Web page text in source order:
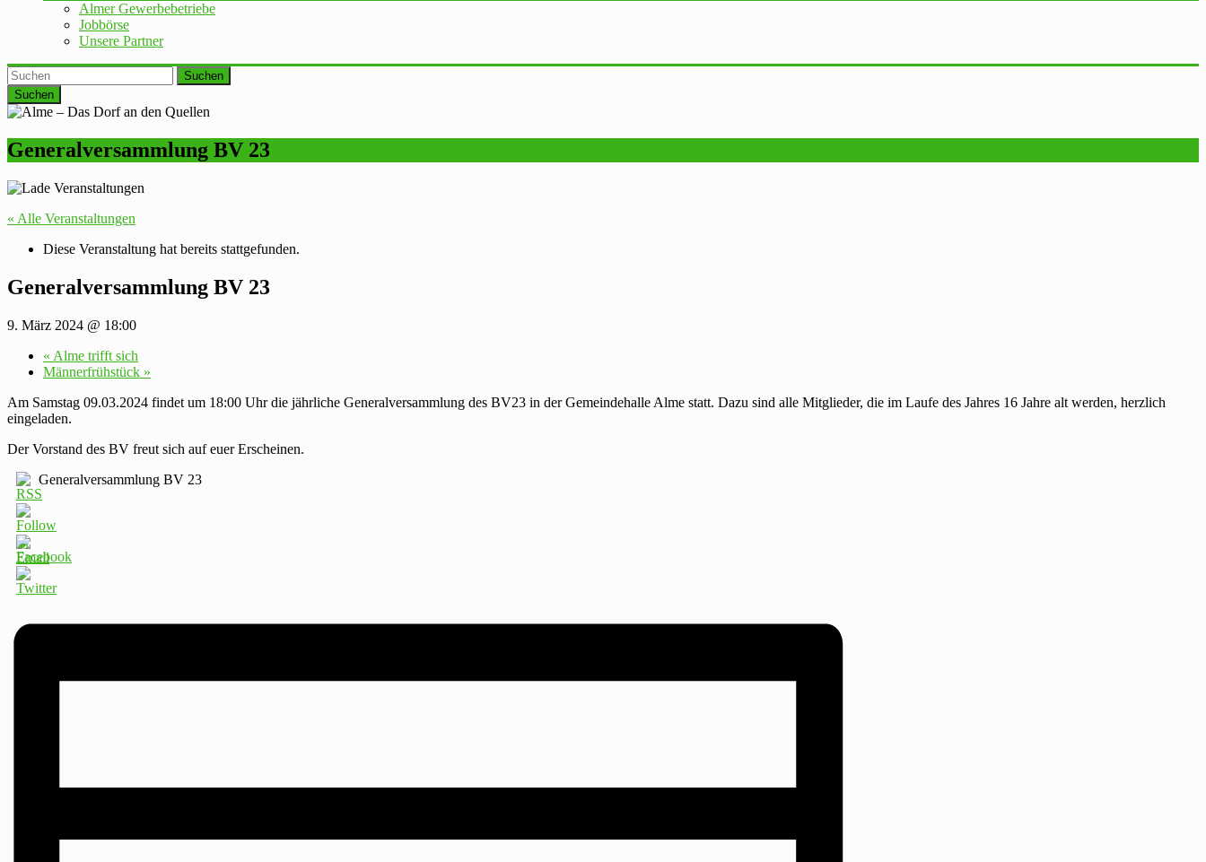
Almer Gewerbebetriebe
Jobbörse
Unsere Partner
Suchen
Generalversammlung BV 23
« Alle Veranstaltungen
Diese Veranstaltung hat bereits stattgefunden.
Generalversammlung BV 23
9. März 2024 @ 18:00
« Alme trifft sich
Männerfrühstück »
Am Samstag 09.03.2024 findet um 18:00 Uhr die jährliche Generalversammlung des BV23 in der Gemeindehalle Alme statt. Dazu sind alle Mitglieder, die im Laufe des Jahres 16 Jahre alt werden, herzlich
eingeladen.
Der Vorstand des BV freut sich auf euer Erscheinen.
Generalversammlung BV 23